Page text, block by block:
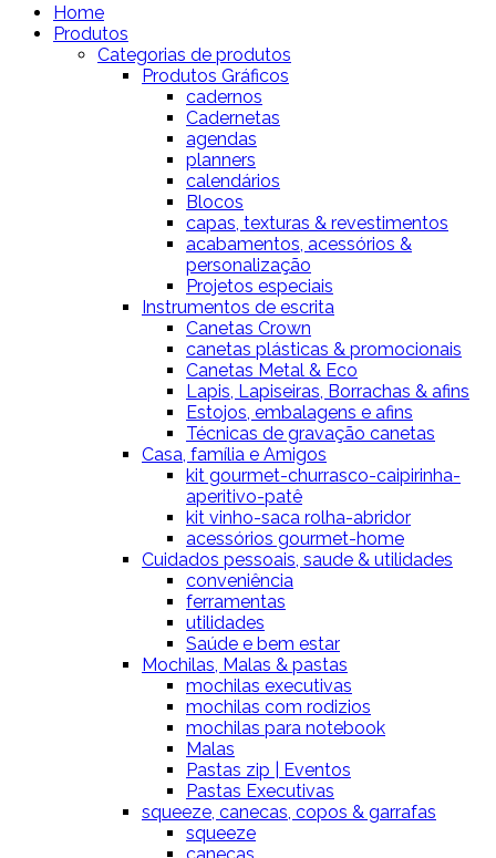
Home
Produtos
Categorias de produtos
Produtos Gráficos
cadernos
Cadernetas
agendas
planners
calendários
Blocos
capas, texturas & revestimentos
acabamentos, acessórios &
personalização
Projetos especiais
Instrumentos de escrita
Canetas Crown
canetas plásticas & promocionais
Canetas Metal & Eco
Lapis, Lapiseiras, Borrachas & afins
Estojos, embalagens e afins
Técnicas de gravação canetas
Casa, família e Amigos
kit gourmet-churrasco-caipirinha-
aperitivo-patê
kit vinho-saca rolha-abridor
acessórios gourmet-home
Cuidados pessoais, saude & utilidades
conveniência
ferramentas
utilidades
Saúde e bem estar
Mochilas, Malas & pastas
mochilas executivas
mochilas com rodizios
mochilas para notebook
Malas
Pastas zip | Eventos
Pastas Executivas
squeeze, canecas, copos & garrafas
squeeze